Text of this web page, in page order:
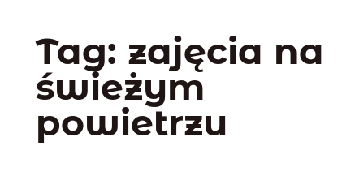
Tag: zajęcia na
świeżym
powietrzu